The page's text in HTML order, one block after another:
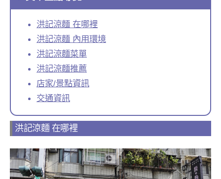
洪記涼麵 在哪裡
洪記涼麵 內用環境
洪記涼麵菜單
洪記涼麵推薦
店家/景點資訊
交通資訊
洪記涼麵 在哪裡